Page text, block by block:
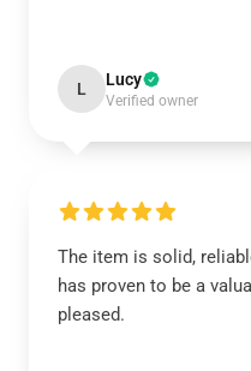
L Lucy
Verified owner
The item is solid,
has proven to be a
pleased.